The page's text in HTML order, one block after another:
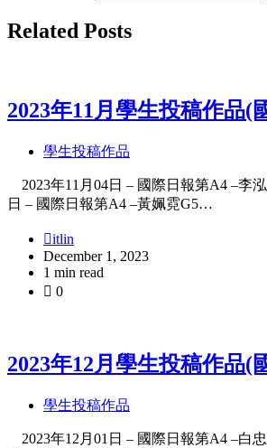
Related Posts
2023年11月學生投稿作品(
學生投稿作品
2023年11月04日 – 國際日報第A4 –李
日 – 國際日報第A4 –黃姵霓G5…
itlin
December 1, 2023
1 min read
0
2023年12月學生投稿作品(
學生投稿作品
2023年12月01日 – 國際日報第A4 –白